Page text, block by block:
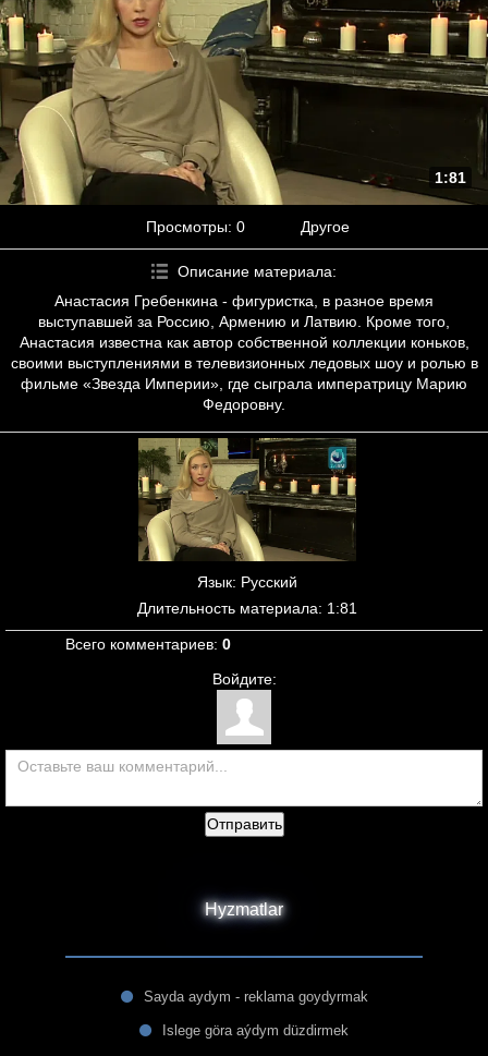
1:81
Просмотры: 0 Другое
Описание материала:
Анастасия Гребенкина - фигуристка, в разное время
выступавшей за Россию, Армению и Латвию. Кроме того,
Анастасия известна как автор собственной коллекции коньков,
своими выступлениями в телевизионных ледовых шоу и ролью в
фильме «Звезда Империи», где сыграла императрицу Марию
Федоровну.
Язык: Русский
Длительность материала: 1:81
Всего комментариев: 0
Войдите:
Отправить
Hyzmatlar
Sayda aydym - reklama goydyrmak
Islege göra aýdym düzdirmek